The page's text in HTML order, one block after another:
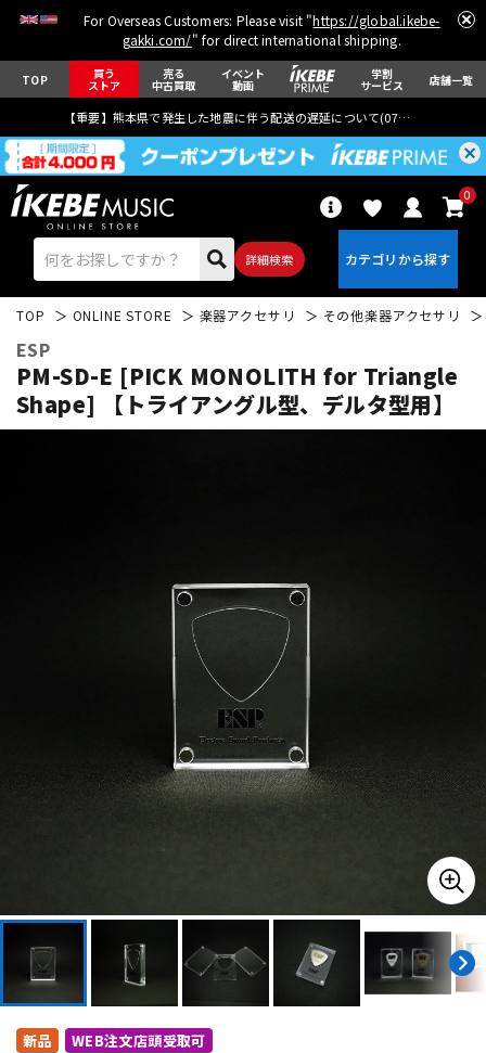
For Overseas Customers: Please visit "https://global.ikebe-
gakki.com/" for direct international shipping.
TOP 買う
ストア
売る
中古買取
イベント
動画
学割
サービス 店舗一覧
【重要】熊本県で発生した地震に伴う配送の遅延について(07月29日
詳細検索
0
アンプ
DTM オンライン納品 レコーディング機器
TOP ONLINE STORE 楽器アクセサリ その他楽器アクセサリ
ESP
PM-SD-E [PICK MONOLITH for Triangle
Shape] 【トライアングル型、デルタ型用】
新品 WEB注文店頭受取可